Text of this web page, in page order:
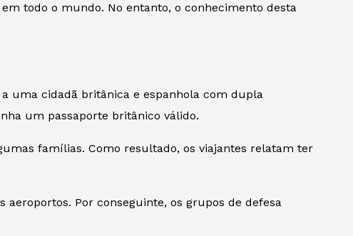
todo o mundo. No entanto, o conhecimento desta
uma cidadã britânica e espanhola com dupla
um passaporte britânico válido.
famílias. Como resultado, os viajantes relatam ter
Por conseguinte, os grupos de defesa